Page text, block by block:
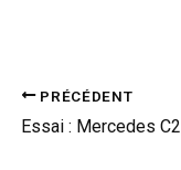
PRÉCÉDENT
Essai : Mercedes